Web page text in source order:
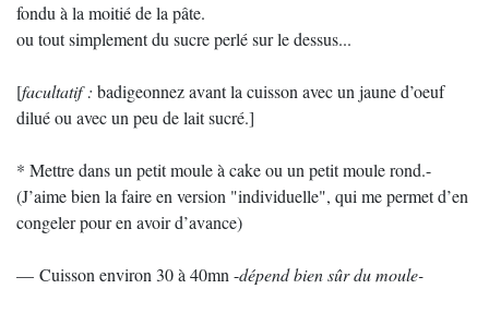
fondu à la moitié de la pâte.
ou tout simplement du sucre perlé sur le dessus...
[facultatif : badigeonnez avant la cuisson avec un jaune d’oeuf
dilué ou avec un peu de lait sucré.]
* Mettre dans un petit moule à cake ou un petit moule rond.-
(J’aime bien la faire en version "individuelle", qui me permet d’en
congeler pour en avoir d’avance)
— Cuisson environ 30 à 40mn -dépend bien sûr du moule-